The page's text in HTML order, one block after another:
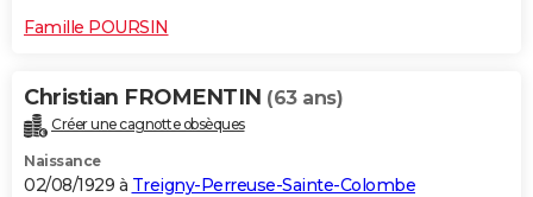
Famille POURSIN
Christian FROMENTIN (63 ans)
Créer une cagnotte obsèques
Naissance
02/08/1929 à Treigny-Perreuse-Sainte-Colombe